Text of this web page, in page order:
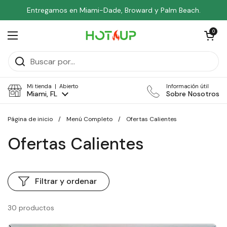
Entregamos en Miami-Dade, Broward y Palm Beach.
Abrir menú
Abrir
0
Mi tienda | Abierto
Miami, FL
Información útil
Sobre Nosotros
Página de inicio / Menú Completo / Ofertas Calientes
Ofertas Calientes
30 productos
Filtrar y ordenar